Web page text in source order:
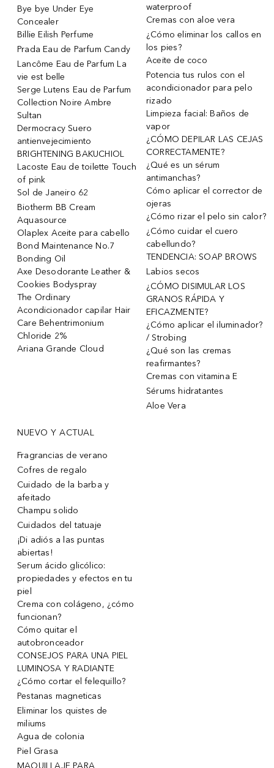
Bye bye Under Eye
Concealer
Billie Eilish Perfume
Prada Eau de Parfum Candy
Lancôme Eau de Parfum La
vie est belle
Serge Lutens Eau de Parfum
Collection Noire Ambre
Sultan
Dermocracy Suero
antienvejecimiento
BRIGHTENING BAKUCHIOL
Lacoste Eau de toilette Touch
of pink
Sol de Janeiro 62
Biotherm BB Cream
Aquasource
Olaplex Aceite para cabello
Bond Maintenance No.7
Bonding Oil
Axe Desodorante Leather &
Cookies Bodyspray
The Ordinary
Acondicionador capilar Hair
Care Behentrimonium
Chloride 2%
Ariana Grande Cloud
waterproof
Cremas con aloe vera
¿Cómo eliminar los callos en
los pies?
Aceite de coco
Potencia tus rulos con el
acondicionador para pelo
rizado
Limpieza facial: Baños de
vapor
¿CÓMO DEPILAR LAS CEJAS
CORRECTAMENTE?
¿Qué es un sérum
antimanchas?
Cómo aplicar el corrector de
ojeras
¿Cómo rizar el pelo sin calor?
¿Cómo cuidar el cuero
cabellundo?
TENDENCIA: SOAP BROWS
Labios secos
¿CÓMO DISIMULAR LOS
GRANOS RÁPIDA Y
EFICAZMENTE?
¿Cómo aplicar el iluminador?
/ Strobing
¿Qué son las cremas
reafirmantes?
Cremas con vitamina E
Sérums hidratantes
Aloe Vera
NUEVO Y ACTUAL
Fragrancias de verano
Cofres de regalo
Cuidado de la barba y
afeitado
Champu solido
Cuidados del tatuaje
¡Di adiós a las puntas
abiertas!
Serum ácido glicólico:
propiedades y efectos en tu
piel
Crema con colágeno, ¿cómo
funcionan?
Cómo quitar el
autobronceador
CONSEJOS PARA UNA PIEL
LUMINOSA Y RADIANTE
¿Cómo cortar el felequillo?
Pestanas magneticas
Eliminar los quistes de
miliums
Agua de colonia
Piel Grasa
MAQUILLAJE PARA